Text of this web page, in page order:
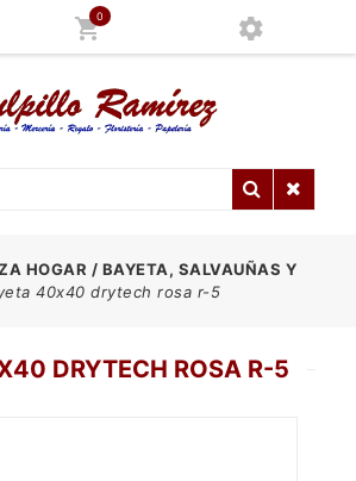
0
HOGAR / BAYETA, SALVAUÑAS Y
40x40 drytech rosa r-5
DRYTECH ROSA R-5